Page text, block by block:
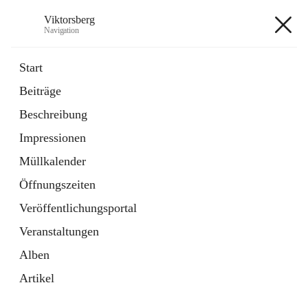
Viktorsberg
Navigation
Start
Beiträge
Beschreibung
Impressionen
Müllkalender
Öffnungszeiten
Veröffentlichungsportal
Veranstaltungen
Alben
Artikel
1 Schnellzugriff
Bürgerservice
10 Schnellzugriffe